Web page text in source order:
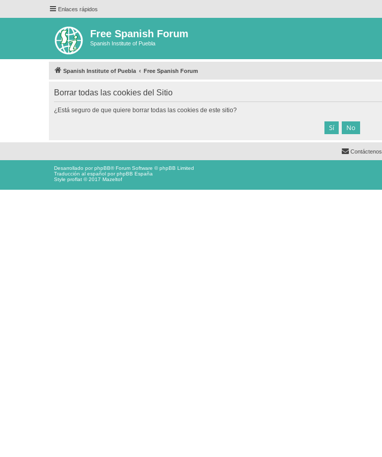
Enlaces rápidos
Free Spanish Forum
Spanish Institute of Puebla
Spanish Institute of Puebla Free Spanish Forum
Borrar todas las cookies del Sitio
¿Está seguro de que quiere borrar todas las cookies de este sitio?
Contáctenos
Desarrollado porphpBB® Forum Software © phpBB Limited
Traducción al español porphpBB España
Style proflat © 2017 Mazeltof